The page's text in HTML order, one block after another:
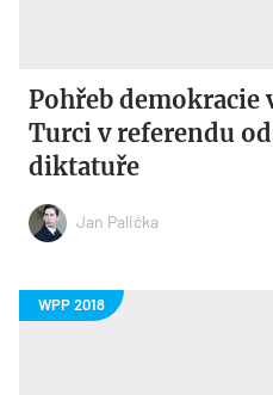
Pohřeb demokracie
Turci v referendu
diktatuře
Jan Palička